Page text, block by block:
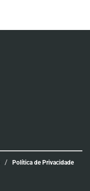
Política de Privacidade